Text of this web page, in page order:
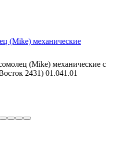
(Mike) механические
(Mike) механические с
2431) 01.041.01